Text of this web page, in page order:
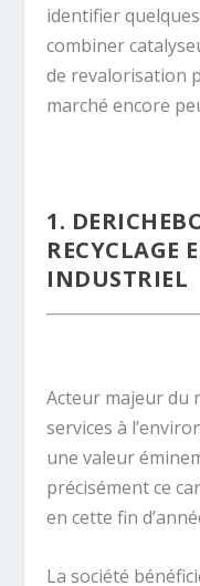
identifier
combiner
de revalorisation
marché encore
1.
RECYCLAGE
INDUSTRIEL
Acteur majeur du
services à
une valeur
précisément ce
en cette fin
La société